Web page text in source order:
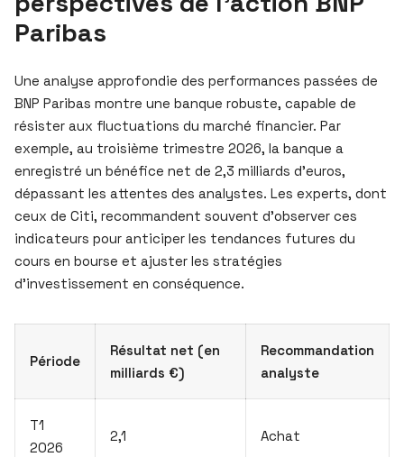
Paribas
Une analyse approfondie des performances passées de
BNP Paribas montre une banque robuste, capable de
résister aux fluctuations du marché financier. Par
exemple, au troisième trimestre 2026, la banque a
enregistré un bénéfice net de 2,3 milliards d’euros,
dépassant les attentes des analystes. Les experts, dont
ceux de Citi, recommandent souvent d’observer ces
indicateurs pour anticiper les tendances futures du
cours en bourse et ajuster les stratégies
d’investissement en conséquence.
Période
Résultat net (en
milliards €)
Recommandation
analyste
T1
2026
2,1 Achat